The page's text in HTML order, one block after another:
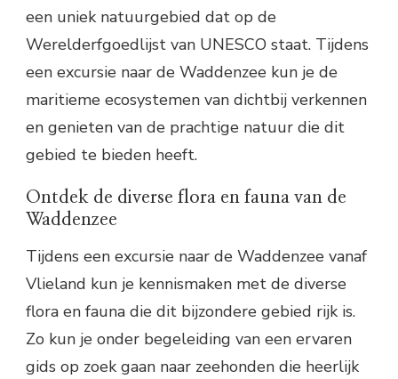
een uniek natuurgebied dat op de
Werelderfgoedlijst van UNESCO staat. Tijdens
een excursie naar de Waddenzee kun je de
maritieme ecosystemen van dichtbij verkennen
en genieten van de prachtige natuur die dit
gebied te bieden heeft.
Ontdek de diverse flora en fauna van de
Waddenzee
Tijdens een excursie naar de Waddenzee vanaf
Vlieland kun je kennismaken met de diverse
flora en fauna die dit bijzondere gebied rijk is.
Zo kun je onder begeleiding van een ervaren
gids op zoek gaan naar zeehonden die heerlijk